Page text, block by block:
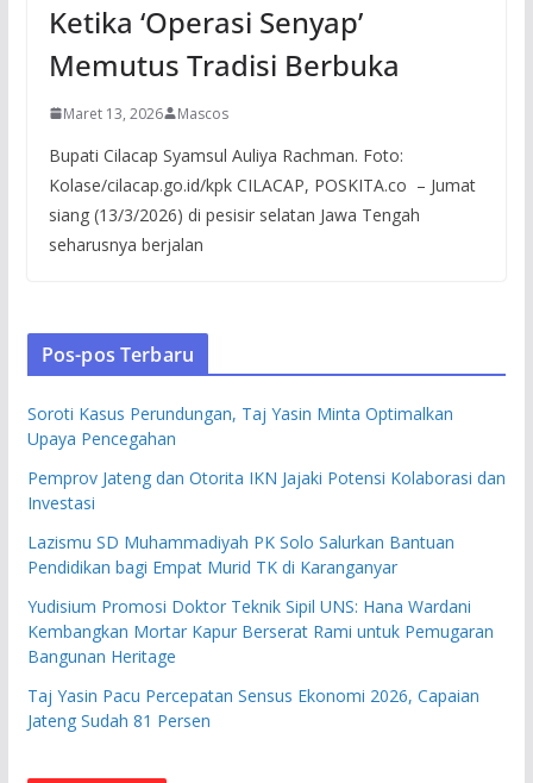
Ketika ‘Operasi Senyap’
Memutus Tradisi Berbuka
Maret 13, 2026 Mascos
Bupati Cilacap Syamsul Auliya Rachman. Foto:
Kolase/cilacap.go.id/kpk CILACAP, POSKITA.co – Jumat
siang (13/3/2026) di pesisir selatan Jawa Tengah
seharusnya berjalan
Pos-pos Terbaru
Soroti Kasus Perundungan, Taj Yasin Minta Optimalkan
Upaya Pencegahan
Pemprov Jateng dan Otorita IKN Jajaki Potensi Kolaborasi dan
Investasi
Lazismu SD Muhammadiyah PK Solo Salurkan Bantuan
Pendidikan bagi Empat Murid TK di Karanganyar
Yudisium Promosi Doktor Teknik Sipil UNS: Hana Wardani
Kembangkan Mortar Kapur Berserat Rami untuk Pemugaran
Bangunan Heritage
Taj Yasin Pacu Percepatan Sensus Ekonomi 2026, Capaian
Jateng Sudah 81 Persen